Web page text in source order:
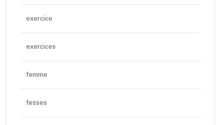
exercice
exercices
femme
fesses